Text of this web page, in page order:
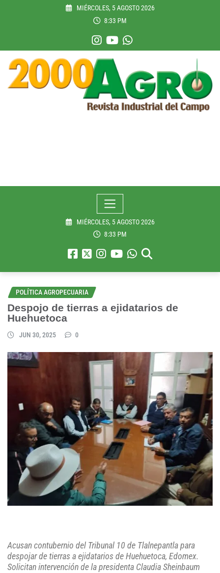
MIÉRCOLES, 5 AGOSTO 2026
8:33 PM
MIÉRCOLES, 5 AGOSTO 2026
8:33 PM
POLÍTICA AGROPECUARIA
Despojo de tierras a ejidatarios de
Huehuetoca
JUN 30, 2025 0
Acusan contubernio del Tribunal 10 de Tlalnepantla para
despojar de tierras a ejidatarios de Huehuetoca, Edomex.
Solicitan intervención de la presidenta Claudia Sheinbaum